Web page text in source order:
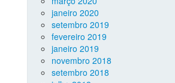
janeiro 2020
setembro 2019
fevereiro 2019
janeiro 2019
novembro 2018
setembro 2018